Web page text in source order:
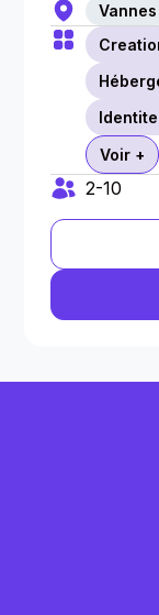
Vannes
Voir +
2-10